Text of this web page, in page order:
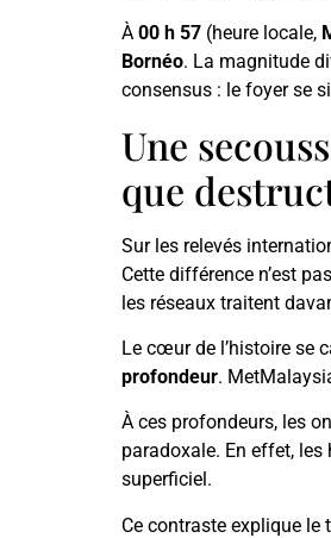
À 00 h 57 (heure locale,
Bornéo. La magnitude
consensus : le foyer se
Une
que
Sur les relevés
Cette différence n’est
les réseaux traitent
Le cœur de l’histoire se
profondeur.
À ces profondeurs, les
paradoxale. En effet,
superficiel.
Ce contraste explique le